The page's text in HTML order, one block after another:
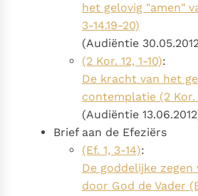
het gelovig "amen"
3-14.19-20)
(Audiëntie
(2 Kor. 12, 1-10):
De kracht van het
contemplatie (2 Kor.
(Audiëntie
Brief aan de Efeziërs
(Ef. 1, 3-14):
De goddelijke
door God de Vader